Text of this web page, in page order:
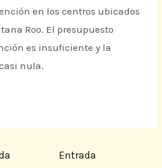
en los centros ubicados
Roo. El presupuesto
es insuficiente y la
nula.
Entrada